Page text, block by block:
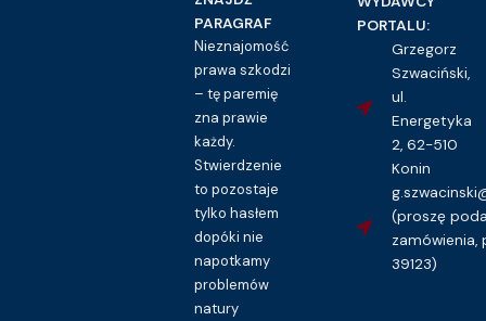
PARAGRAF
Nieznajomość
prawa szkodzi
– tę paremię
zna prawie
każdy.
Stwierdzenie
to pozostaje
tylko hasłem
dopóki nie
napotkamy
problemów
natury
PORTALU:
Grzegorz
Szwaciński,
ul.
Energetyka
2, 62-510
Konin
(proszę
zamówienia,
39123)